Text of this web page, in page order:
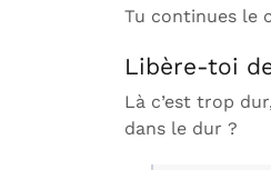
Tu continues le
Libère-toi
Là c’est trop
dans le dur ?